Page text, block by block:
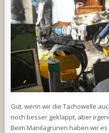
Gut, wenn wir die Tachowelle
noch besser geklappt, aber
Beim Manilagrünen haben wir